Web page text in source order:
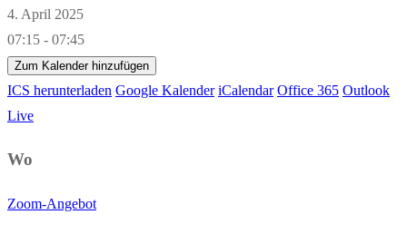
4. April 2025
07:15 - 07:45
Zum Kalender hinzufügen
ICS herunterladen Google Kalender iCalendar Office 365 Outlook
Live
Wo
Zoom-Angebot